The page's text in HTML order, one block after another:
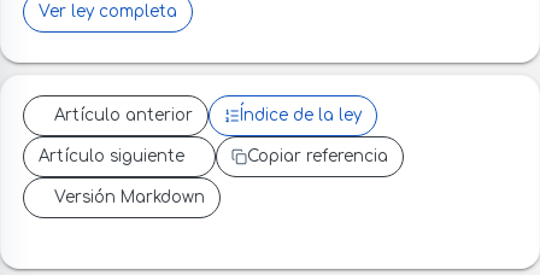
Ver ley completa
Artículo anterior Índice de la ley
Artículo siguiente Copiar referencia
Versión Markdown